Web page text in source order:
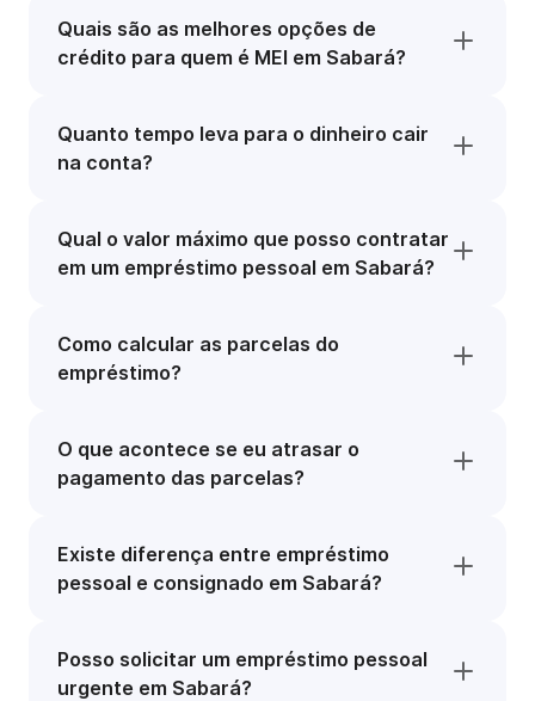
Quais são as melhores opções de
crédito para quem é MEI em Sabará?
Quanto tempo leva para o dinheiro cair
na conta?
Qual o valor máximo que posso contratar
em um empréstimo pessoal em Sabará?
Como calcular as parcelas do
empréstimo?
O que acontece se eu atrasar o
pagamento das parcelas?
Existe diferença entre empréstimo
pessoal e consignado em Sabará?
Posso solicitar um empréstimo pessoal
urgente em Sabará?